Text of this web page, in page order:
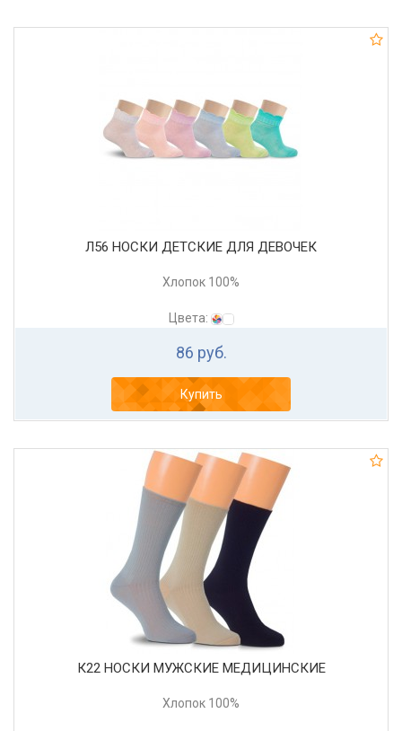
Л56 НОСКИ ДЕТСКИЕ ДЛЯ ДЕВОЧЕК
Хлопок 100%
Цвета:
86 руб.
Купить
К22 НОСКИ МУЖСКИЕ МЕДИЦИНСКИЕ
Хлопок 100%